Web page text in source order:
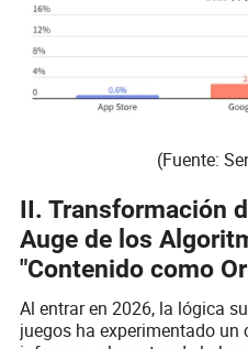
(Fuente:
II. Transformación
Auge de los
"Contenido como
Al entrar en 2026, la lógica
juegos ha experimentado